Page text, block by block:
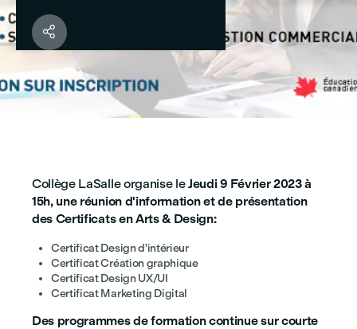

Collège LaSalle organise leJeudi 9 Février 2023 à
15h, une réunion d'information et de présentation
des Certificats en Arts & Design:
Certificat Design d'intérieur
Certificat Création graphique
Certificat Design UX/UI
Certificat Marketing Digital
Des programmes de formation continue sur courte